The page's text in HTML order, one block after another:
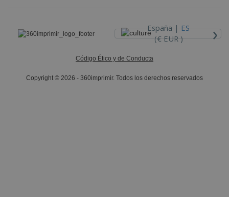
España |ES
(€ EUR )
›
Código Ético y de Conducta
Copyright © 2026 - 360imprimir. Todos los derechos reservados